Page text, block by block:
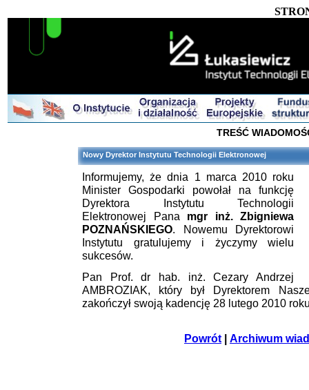
TREŚĆ
Nowy Dyrektor Instytutu Technologii Elektronowej
Informujemy, że dnia 1 marca 2010 roku
Minister Gospodarki powołał na funkcję
Dyrektora Instytutu Technologii
Elektronowej Pana mgr inż. Zbigniewa
POZNAŃSKIEGO. Nowemu Dyrektorowi
Instytutu gratulujemy i życzymy wielu
sukcesów.
Pan Prof. dr hab. inż. Cezary Andrzej
AMBROZIAK, który był Dyrektorem
zakończył swoją kadencję 28 lutego 2010
Powrót | Archiwum